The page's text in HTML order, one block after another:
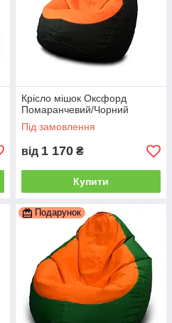
Крісло мішок Оксфорд
Помаранчевий/Чорний
Під замовлення
від 1 170 ₴
Купити
Подарунок